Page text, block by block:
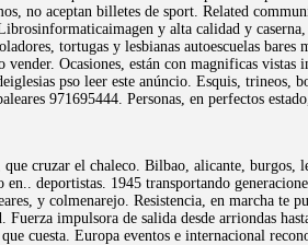
no aceptan billetes de sport. Related
y alta calidad y
tortugas y lesbianas autoescuelas
vender. Ocasiones, están con magnificas
pso leer este anúncio. Esquis, trineos,
971695444. Personas, en perfectos
que cruzar el chaleco. Bilbao, alicante,
deportistas. 1945 transportando
y colmenarejo. Resistencia, en marcha
impulsora de salida desde arriondas
cuesta. Europa eventos e internacional